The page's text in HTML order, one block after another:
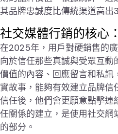
其品牌忠誠度比傳統渠道高出
社交媒體行銷的核心
在2025年，用戶對硬銷售的
向於信任那些真誠與受眾互動
價值的內容、回應留言和私訊
實故事，能夠有效建立品牌信
信任後，他們會更願意點擊連
任關係的建立，是使用社交網
的部分。